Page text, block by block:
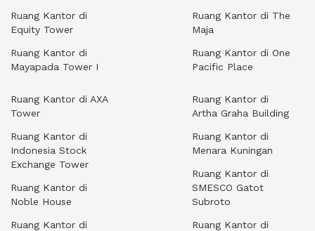
Ruang Kantor di
Equity Tower
Ruang Kantor di
Mayapada Tower I
Ruang Kantor di The
Maja
Ruang Kantor di One
Pacific Place
Ruang Kantor di AXA
Tower
Ruang Kantor di
Indonesia Stock
Exchange Tower
Ruang Kantor di
Noble House
Ruang Kantor di
Ruang Kantor di
Artha Graha Building
Ruang Kantor di
Menara Kuningan
Ruang Kantor di
SMESCO Gatot
Subroto
Ruang Kantor di